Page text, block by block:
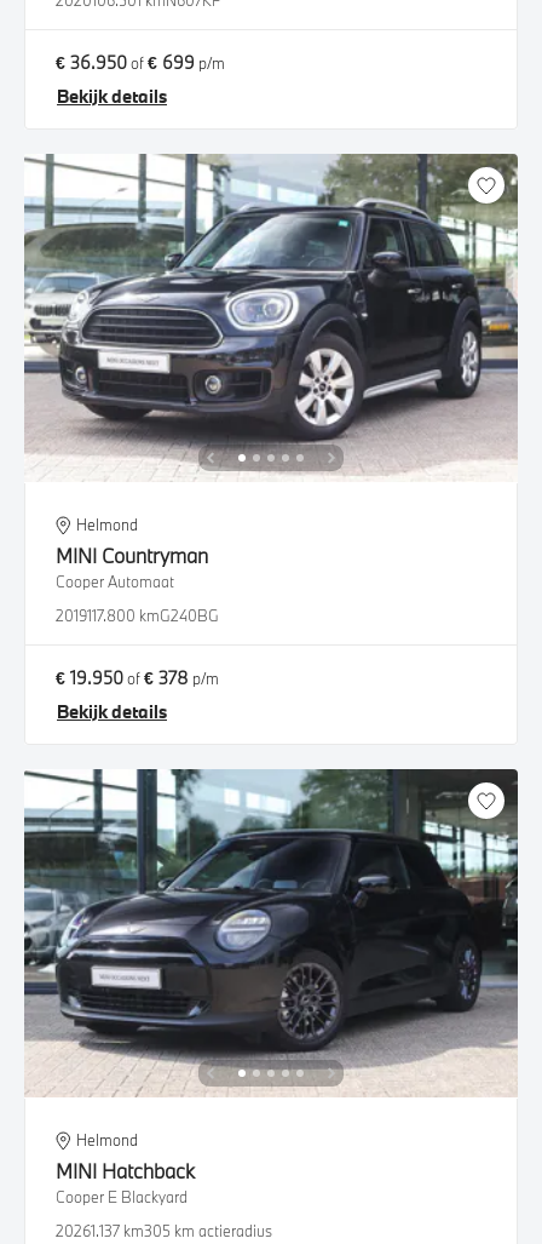
€ 36.950of€ 699 p/m
Bekijk details
Helmond
MINI Countryman
Cooper Automaat
2019117.800 kmG240BG
€ 19.950of€ 378 p/m
Bekijk details
Helmond
MINI Hatchback
Cooper E Blackyard
20261.137 km305 km actieradius